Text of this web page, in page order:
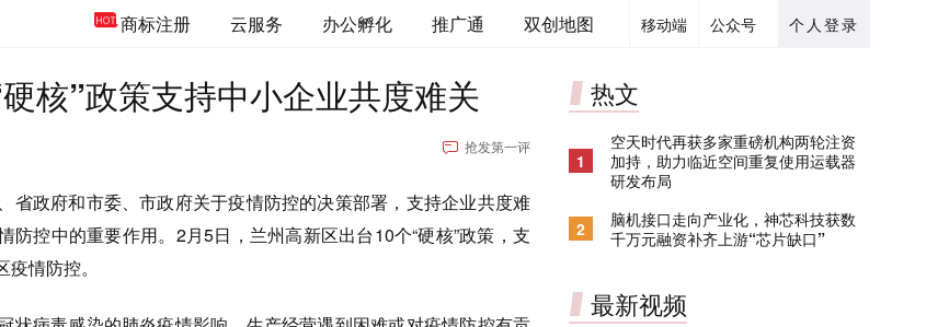
个人登录
公众号
移动端
商标注册 云服务 办公孵化 推广通 双创地图
核”政策支持中小企业共度难关
抢发第一评
省政府和市委、市政府关于疫情防控的决策部署，支持企业共度难
防控中的重要作用。2月5日，兰州高新区出台10个“硬核”政策，支
情防控。
热文
1
空天时代再获多家重磅机构两轮注资
加持，助力临近空间重复使用运载器
研发布局
2
脑机接口走向产业化，神芯科技获数
千万元融资补齐上游“芯片缺口”
最新视频